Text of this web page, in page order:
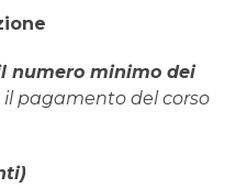
numero minimo dei
pagamento del corso